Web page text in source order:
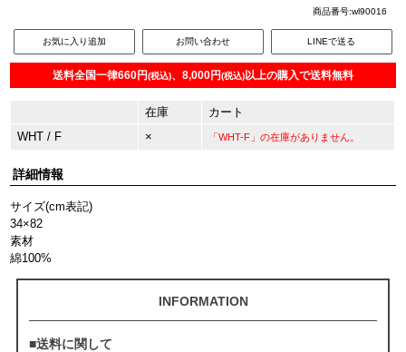
商品番号:wl90016
お気に入り追加 お問い合わせ LINEで送る
送料全国一律660円(税込)、8,000円(税込)以上の購入で送料無料
在庫
カート
WHT / F × 「WHT-F」の在庫がありません。
詳細情報
サイズ(cm表記)
34×82
素材
綿100%
INFORMATION
■送料に関して